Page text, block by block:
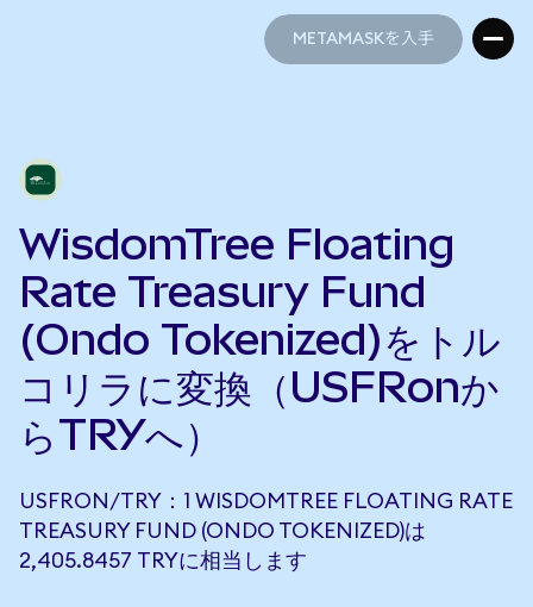
METAMASKを入手
WisdomTree Floating
Rate Treasury Fund
(Ondo Tokenized)をトル
コリラに変換（USFRonか
らTRYへ）
USFRON/TRY：1 WISDOMTREE FLOATING RATE
TREASURY FUND (ONDO TOKENIZED)は
2,405.8457 TRYに相当します